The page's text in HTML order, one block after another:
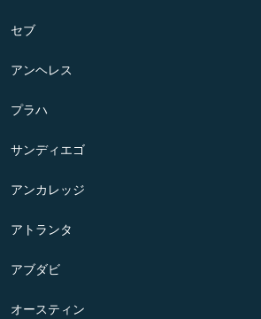
セブ
アンヘレス
プラハ
サンディエゴ
アンカレッジ
アトランタ
アブダビ
オースティン